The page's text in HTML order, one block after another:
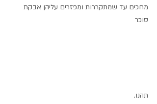
מחכים עד שמתקררות ומפזרים עליהן אבקת
סוכר
תהנו.